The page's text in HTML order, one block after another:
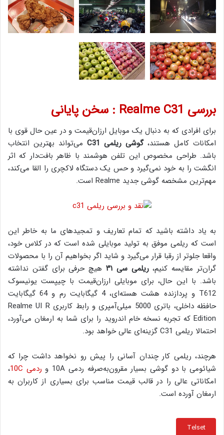
بررسی Realme C31 : سخن پایانی
برای افرادی که به دنبال یک موبایل ارزان‌قیمت و در عین حال قوی با
امکانات کامل هستند،گوشی ریلمی C31
می‌تواند بهترین انتخاب
باشد. طراحی مخصوص این تلفن هوشمند با ظاهر بافت‌دار که اثر
انگشت را به خود نمی‌گیرد و حس یک دستگاه لاکچری را القا می‌کند،
مهم‌ترین مشخصه گوشی جدید Realme است.
به یاد داشته باشید که تمام تعاریف و تمجیدهای ما به خاطر این
است که ریلمی موفق به تولید موبایلی شده است که در کلاس خود،
واقعا جلوتر از رقبا قرار می‌گیرد و شاید اگر بخواهیم آن را با محصولات
گران‌تر مقایسه کنیم،ریلمی سی ۳۱
هیچ حرفی برای گفتن نداشته
باشد. با این حال، برای موبایلی ارزان‌قیمت با چیپست یونیسوک
T612 و پردازنده هشت هسته‌ای، 4 گیگابایت رم و 64 گیگابایت
حافظه داخلی، باتری 5000 میلی‌آمپری و رابط کاربری Realme UI R
Edition که تجربه نسخه خام اندروید را برای شما به ارمغان می‌آورد،
احتمالا ریلمی C31 گزینه‌ای عالی خواهد بود.
هرچند، ریلمی کار چندان آسانی را پیش رو نخواهد داشت چرا که
شیائومی با دو گوشی بسیار مقرون‌به‌صرفه ردمی 10A و
ردمی 10C
،
امکاناتی عالی را در قالب قیمت مناسب برای بسیاری از کاربران به
ارمغان آورده است.
Telset